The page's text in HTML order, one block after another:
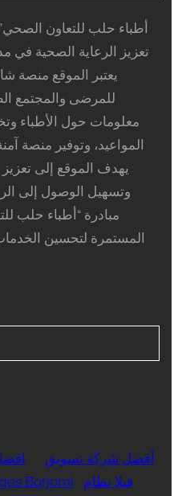
تعزيز الرعاية الصحية في
يعتبر الموقع منصة
للمرضى والمجتمع
معلومات حول الأطباء
المواعيد، وتوفير منصة
يهدف الموقع إلى
وتسهيل الوصول إلى
مبادرة “أطباء حلب
المستمرة لتحسين
أفضل شركة تسويق
Borjomi
فيلا نظام